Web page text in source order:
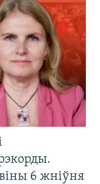
6 жніўня